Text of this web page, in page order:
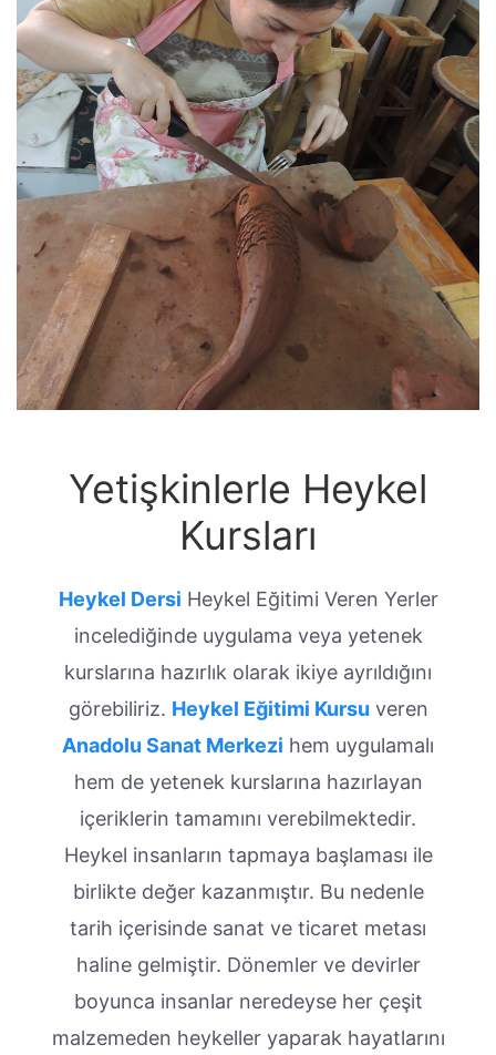
Yetişkinlerle Heykel
Kursları
Heykel Dersi Heykel Eğitimi Veren Yerler
incelediğinde uygulama veya yetenek
kurslarına hazırlık olarak ikiye ayrıldığını
görebiliriz. Heykel Eğitimi Kursu veren
Anadolu Sanat Merkezi hem uygulamalı
hem de yetenek kurslarına hazırlayan
içeriklerin tamamını verebilmektedir.
Heykel insanların tapmaya başlaması ile
birlikte değer kazanmıştır. Bu nedenle
tarih içerisinde sanat ve ticaret metası
haline gelmiştir. Dönemler ve devirler
boyunca insanlar neredeyse her çeşit
malzemeden heykeller yaparak hayatlarını